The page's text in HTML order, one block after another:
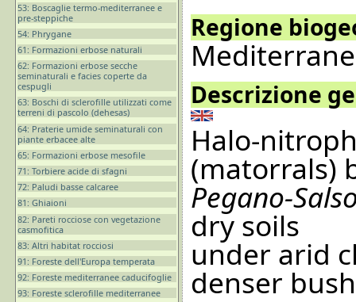
53: Boscaglie termo-mediterranee e
pre-steppiche
54: Phrygane
61: Formazioni erbose naturali
62: Formazioni erbose secche
seminaturali e facies coperte da
cespugli
63: Boschi di sclerofille utilizzati come
terreni di pascolo (dehesas)
64: Praterie umide seminaturali con
piante erbacee alte
65: Formazioni erbose mesofile
71: Torbiere acide di sfagni
72: Paludi basse calcaree
81: Ghiaioni
82: Pareti rocciose con vegetazione
casmofitica
83: Altri habitat rocciosi
91: Foreste dell'Europa temperata
92: Foreste mediterranee caducifoglie
93: Foreste sclerofille mediterranee
Regione
Descrizione
Halo-
(matorrals)
Pegano-
dry soils
under arid
denser